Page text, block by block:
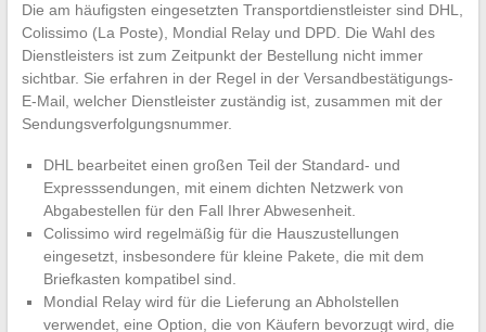
Die am häufigsten eingesetzten Transportdienstleister sind DHL,
Colissimo (La Poste), Mondial Relay und DPD. Die Wahl des
Dienstleisters ist zum Zeitpunkt der Bestellung nicht immer
sichtbar. Sie erfahren in der Regel in der Versandbestätigungs-
E-Mail, welcher Dienstleister zuständig ist, zusammen mit der
Sendungsverfolgungsnummer.
DHL bearbeitet einen großen Teil der Standard- und
Expresssendungen, mit einem dichten Netzwerk von
Abgabestellen für den Fall Ihrer Abwesenheit.
Colissimo wird regelmäßig für die Hauszustellungen
eingesetzt, insbesondere für kleine Pakete, die mit dem
Briefkasten kompatibel sind.
Mondial Relay wird für die Lieferung an Abholstellen
verwendet, eine Option, die von Käufern bevorzugt wird, die